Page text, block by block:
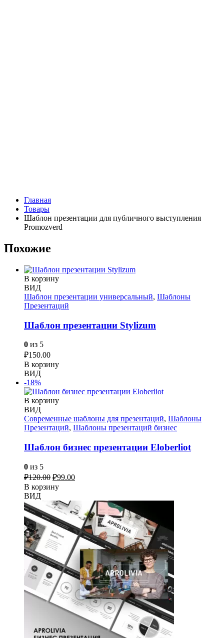
Главная
Товары
Шаблон презентации для публичного выступления
Promozverd
Похожие
В корзину
ВИД
Шаблон презентации универсальный, Шаблоны
Презентаций
Шаблон презентации Stylizum
0 из 5
₽150.00
В корзину
ВИД
-18%
В корзину
ВИД
Современные шаблоны для презентаций, Шаблоны
Презентаций, Шаблоны презентаций бизнес
Шаблон бизнес презентации Eloberliot
0 из 5
₽120.00 Первоначальная
цена
составляла
₽120.00.
₽99.00Текущая
В корзину
ВИД